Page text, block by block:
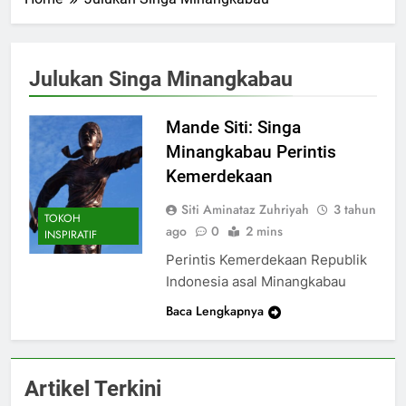
Julukan Singa Minangkabau
TOKOH
INSPIRATIF
Mande Siti: Singa
Minangkabau Perintis
Kemerdekaan
Siti Aminataz Zuhriyah
3 tahun
ago
0 2 mins
Perintis Kemerdekaan Republik
Indonesia asal Minangkabau
Baca Lengkapnya
Artikel Terkini